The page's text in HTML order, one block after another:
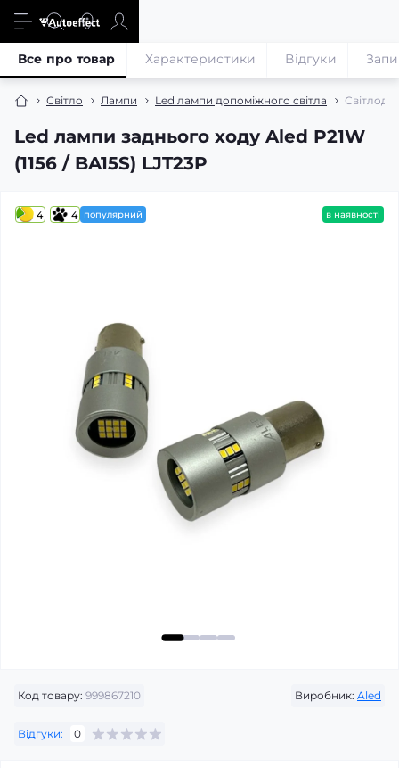
Світло Лампи Led лампи допоміжного світла
Led лампи заднього ходу Aled P21W
(1156 / BA15S) LJT23P
Все про товар Характеристики Відгуки
4 4 популярний в наявності
Код товару: 999867210 Виробник: Aled
Відгуки: 0